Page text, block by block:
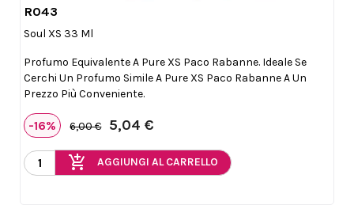
R043
Soul XS 33 Ml
Profumo Equivalente A Pure XS Paco Rabanne. Ideale Se
Cerchi Un Profumo Simile A Pure XS Paco Rabanne A Un
Prezzo Più Conveniente.
-16% 6,00 € 5,04 €
add_shopping_cart AGGIUNGI AL CARRELLO